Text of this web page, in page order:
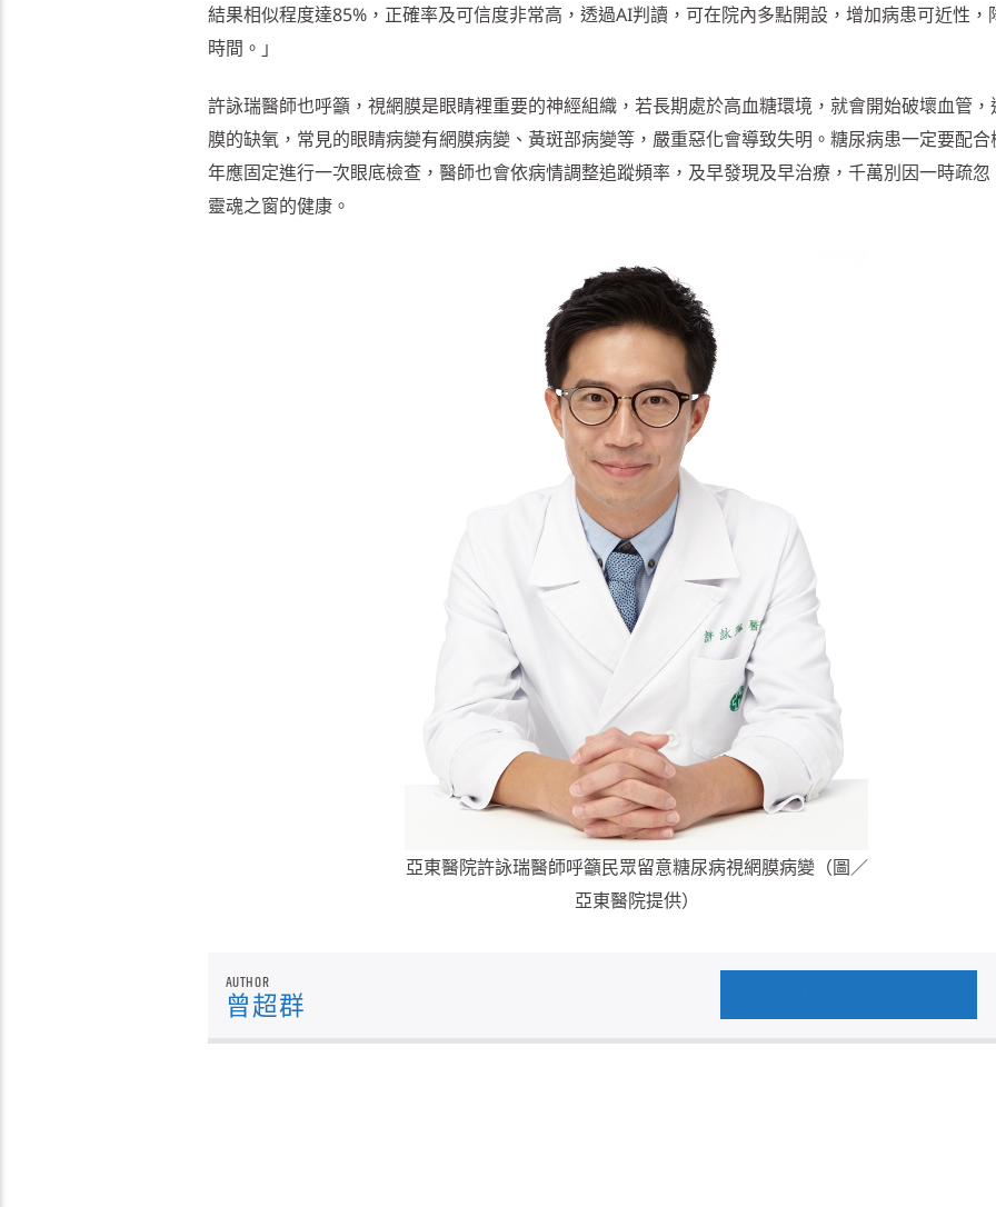
結果相似程度達85%，正確率及可信度非常高，透過AI判讀，可在院內多點開設，增加病患可近性，
時間。」
許詠瑞醫師也呼籲，視網膜是眼睛裡重要的神經組織，若長期處於高血糖環境，就會開始破壞血管，
膜的缺氧，常見的眼睛病變有網膜病變、黃斑部病變等，嚴重惡化會導致失明。糖尿病患一定要配合
年應固定進行一次眼底檢查，醫師也會依病情調整追蹤頻率，及早發現及早治療，千萬別因一時疏忽
靈魂之窗的健康。
亞東醫院許詠瑞醫師呼籲民眾留意糖尿病視網膜病變（圖／
亞東醫院提供）
AUTHOR
曾超群